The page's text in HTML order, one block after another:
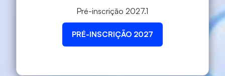
Pré-inscrição 2027.1
PRÉ-INSCRIÇÃO 2027